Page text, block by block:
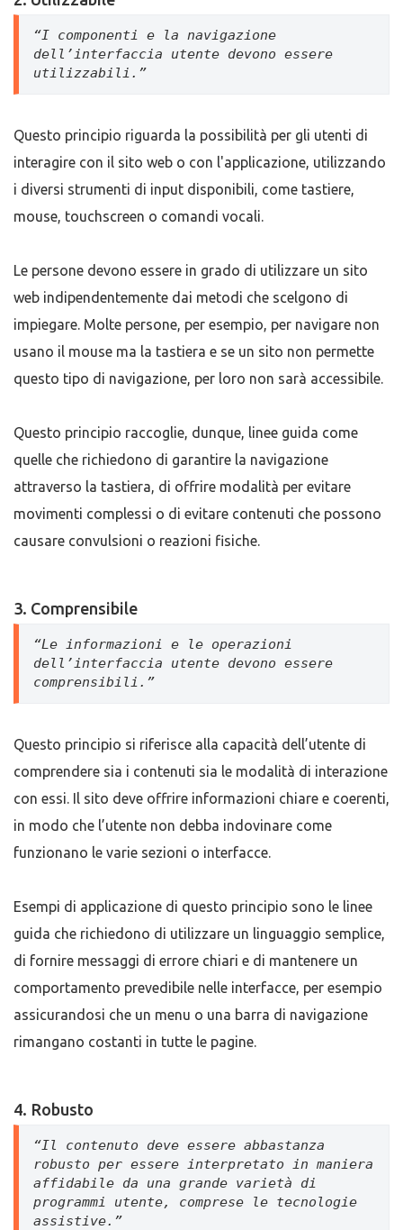
“I componenti e la navigazione
dell’interfaccia utente devono essere
utilizzabili.”
Questo principio riguarda la possibilità per gli utenti di
interagire con il sito web o con l'applicazione, utilizzando
i diversi strumenti di input disponibili, come tastiere,
mouse, touchscreen o comandi vocali.
Le persone devono essere in grado di utilizzare un sito
web indipendentemente dai metodi che scelgono di
impiegare. Molte persone, per esempio, per navigare non
usano il mouse ma la tastiera e se un sito non permette
questo tipo di navigazione, per loro non sarà accessibile.
Questo principio raccoglie, dunque, linee guida come
quelle che richiedono di garantire la navigazione
attraverso la tastiera, di offrire modalità per evitare
movimenti complessi o di evitare contenuti che possono
causare convulsioni o reazioni fisiche.
3. Comprensibile
“Le informazioni e le operazioni
dell’interfaccia utente devono essere
comprensibili.”
Questo principio si riferisce alla capacità dell’utente di
comprendere sia i contenuti sia le modalità di interazione
con essi. Il sito deve offrire informazioni chiare e coerenti,
in modo che l’utente non debba indovinare come
funzionano le varie sezioni o interfacce.
Esempi di applicazione di questo principio sono le linee
guida che richiedono di utilizzare un linguaggio semplice,
di fornire messaggi di errore chiari e di mantenere un
comportamento prevedibile nelle interfacce, per esempio
assicurandosi che un menu o una barra di navigazione
rimangano costanti in tutte le pagine.
4. Robusto
“Il contenuto deve essere abbastanza
robusto per essere interpretato in maniera
affidabile da una grande varietà di
programmi utente, comprese le tecnologie
assistive.”